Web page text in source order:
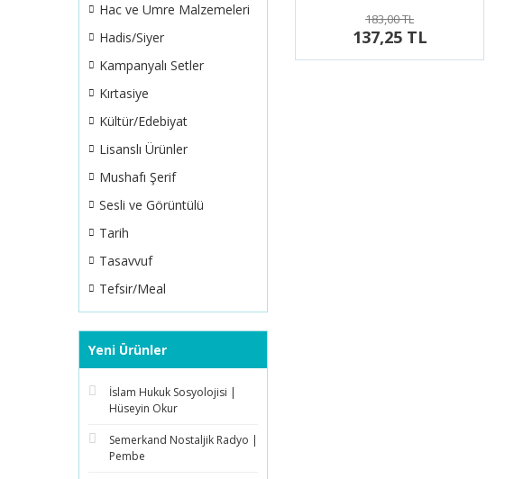
Hac ve Umre Malzemeleri
Hadis/Siyer
Kampanyalı Setler
Kırtasiye
Kültür/Edebiyat
Lisanslı Ürünler
Mushafı Şerif
Sesli ve Görüntülü
Tarih
Tasavvuf
Tefsir/Meal
Yeni Ürünler
İslam Hukuk Sosyolojisi |
Hüseyin Okur
Semerkand Nostaljik Radyo |
Pembe
183,00 TL
137,25 TL